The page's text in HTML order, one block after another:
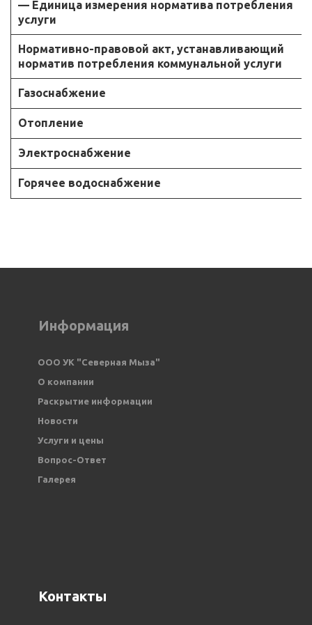
— Единица измерения норматива потребления
услуги
Нормативно-правовой акт, устанавливающий
норматив потребления коммунальной услуги
Газоснабжение
Отопление
Электроснабжение
Горячее водоснабжение
Информация
ООО УК "Северная Мыза"
О компании
Раскрытие информации
Новости
Услуги и цены
Вопрос-Ответ
Галерея
Контакты